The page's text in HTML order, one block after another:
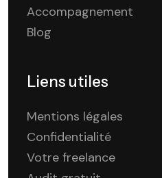
Accompagnement
Blog
Liens utiles
Mentions légales
Confidentialité
Votre freelance